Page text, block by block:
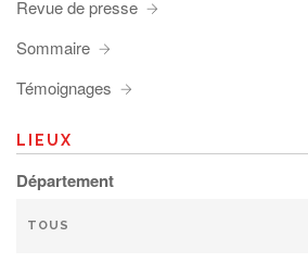
Revue de presse
Sommaire
Témoignages
LIEUX
Département